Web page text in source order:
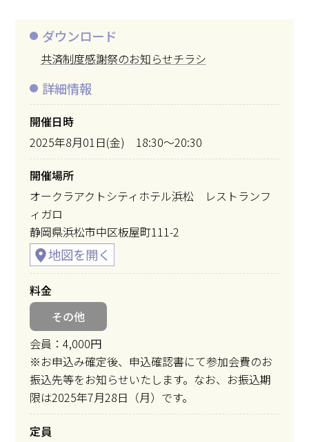
ダウンロード
共済制度感謝祭のお知らせチラシ
詳細情報
開催日時
2025年8月01日(金) 18:30～20:30
開催場所
オークラアクトシティホテル浜松 レストランフ
ィガロ
静岡県浜松市中区板屋町111-2
料金
その他
会員：4,000円
※お申込み確定後、申込確認書にて参加会費のお
振込先等をお知らせいたします。なお、お振込期
限は2025年7月28日（月）です。
定員